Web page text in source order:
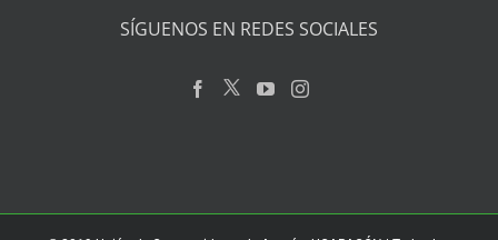
SÍGUENOS EN REDES SOCIALES